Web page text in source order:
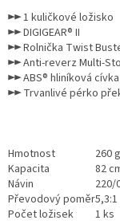
►► 1 kuličkové ložisko
►► DIGIGEAR® II
►► Rolnička Twist
►► Anti-reverz Multi-
►► ABS® hliníková cívka
►► Trvanlivé pérko
Hmotnost
260 g
Kapacita
82
Návin
220/
Převodový poměr5,3:1
Počet ložisek
1 ks